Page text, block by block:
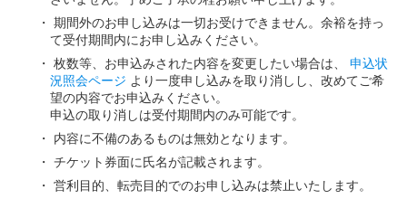
期間外のお申し込みは一切お受けできません。余裕を持っ
て受付期間内にお申し込みください。
枚数等、お申込みされた内容を変更したい場合は、 申込状
況照会ページ より一度申し込みを取り消しし、改めてご希
望の内容でお申込みください。
申込の取り消しは受付期間内のみ可能です。
内容に不備のあるものは無効となります。
チケット券面に氏名が記載されます。
営利目的、転売目的でのお申し込みは禁止いたします。